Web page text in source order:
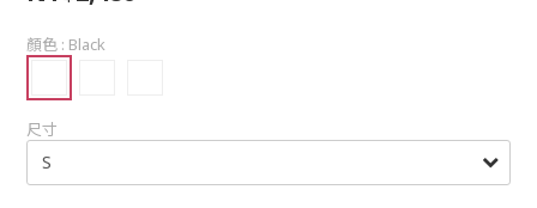
顏色 : Black
尺寸